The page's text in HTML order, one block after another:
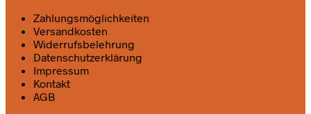
Zahlungsmöglichkeiten
Versandkosten
Widerrufsbelehrung
Datenschutz­erklärung
Impressum
Kontakt
AGB